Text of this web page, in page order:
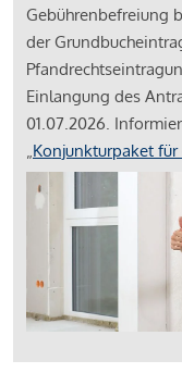
Gebührenbefreiung
der
Einlangung des
01.07.2026.
„Konjunkturpaket